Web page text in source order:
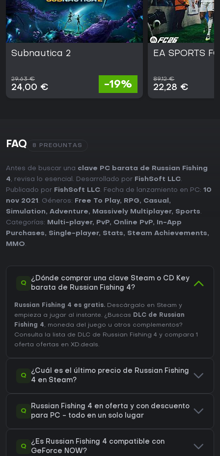
Subnautica 2
29,63 €
24,00 € -19%
EA SPORTS
89,12 €
22,28 €
FAQ 8 PREGUNTAS
Antes de buscar una clave PC barata de Russian Fishing
4, revisa lo esencial. Desarrollado por FishSoft LLC.
Publicado por FishSoft LLC. Fecha de lanzamiento en PC: 10
nov 2021 . Géneros: Free To Play, RPG, Casual ,
Simulation, Adventure, Massively Multiplayer, Sports.
Categorías:
Multi-player, PvP, Online PvP,
In-App
Purchases, Single-player, Stats, Steam Achievements,
MMO.
Q
¿Dónde comprar una clave Steam o CD Key
barata de Russian Fishing 4?
Russian Fishing 4 es gratis. Descárgalo en Steam y
empieza a jugar al instante. ¿Buscas DLC de Russian
Fishing 4, moneda del juego u otros complementos?
Consulta la lista de DLC de Russian Fishing 4 y compara 1
oferta ofertas en XD.deals.
Q
¿Cuál es el último precio de Russian Fishing
4 en Steam?
Q
Russian Fishing 4 en oferta y con descuento
para PC - todo en un solo lugar
Q
¿Es Russian Fishing 4 compatible con
GeForce NOW?